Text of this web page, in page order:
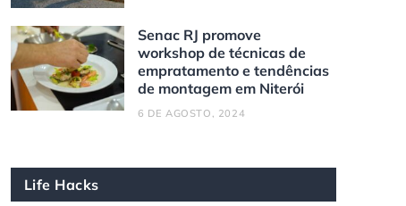
Senac RJ promove
workshop de técnicas de
empratamento e tendências
de montagem em Niterói
6 DE AGOSTO, 2024
Life Hacks